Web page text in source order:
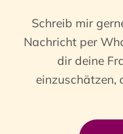
Schreib mir
Nachricht per
dir deine
einzuschätzen,